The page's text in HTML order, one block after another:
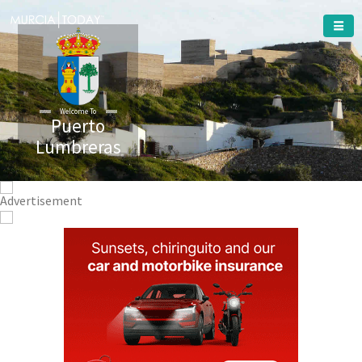
Welcome To
Puerto
Lumbreras